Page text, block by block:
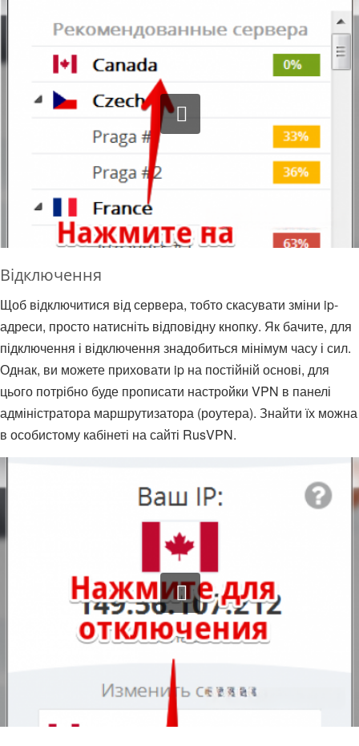
Відключення
Щоб відключитися від сервера, тобто скасувати зміни ip-
адреси, просто натисніть відповідну кнопку. Як бачите, для
підключення і відключення знадобиться мінімум часу і сил.
Однак, ви можете приховати ip на постійній основі, для
цього потрібно буде прописати настройки VPN в панелі
адміністратора маршрутизатора (роутера). Знайти їх можна
в особистому кабінеті на сайті RusVPN.